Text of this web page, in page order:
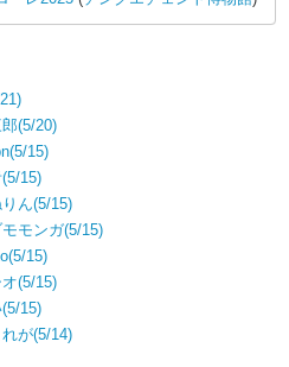
(5/20)
15)
15)
ん(5/15)
モンガ(5/15)
15)
(5/15)
15)
が(5/14)